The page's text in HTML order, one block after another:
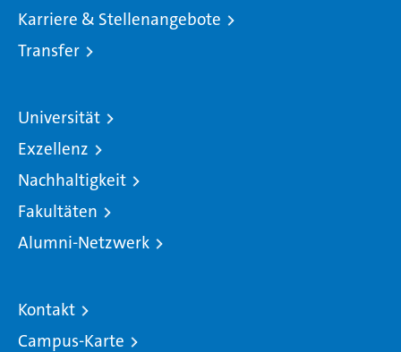
Karriere & Stellenangebote
Transfer
Universität
Exzellenz
Nachhaltigkeit
Fakultäten
Alumni-Netzwerk
Kontakt
Campus-Karte